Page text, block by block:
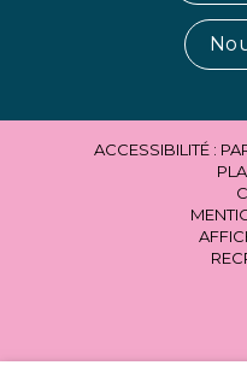
ACCESSIBILITÉ :